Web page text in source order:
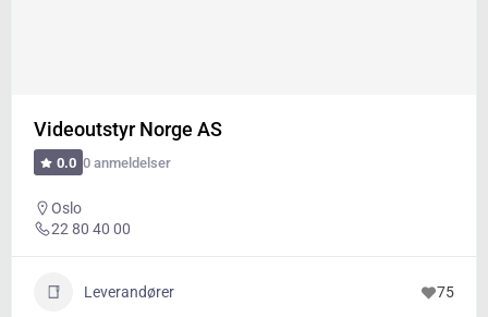
Videoutstyr Norge AS
0.0 0 anmeldelser
Oslo
22 80 40 00
Leverandører 75